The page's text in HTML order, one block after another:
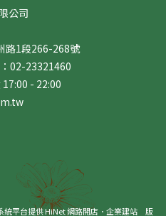
公司
路1段266-268號
02-23321460
- 22:00
統平台提供 HiNet 網路開店．企業建站版